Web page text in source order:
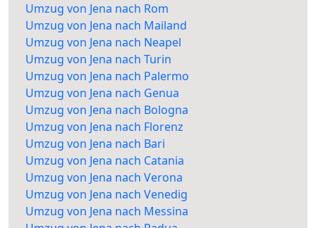
Umzug von Jena nach Rom
Umzug von Jena nach Mailand
Umzug von Jena nach Neapel
Umzug von Jena nach Turin
Umzug von Jena nach Palermo
Umzug von Jena nach Genua
Umzug von Jena nach Bologna
Umzug von Jena nach Florenz
Umzug von Jena nach Bari
Umzug von Jena nach Catania
Umzug von Jena nach Verona
Umzug von Jena nach Venedig
Umzug von Jena nach Messina